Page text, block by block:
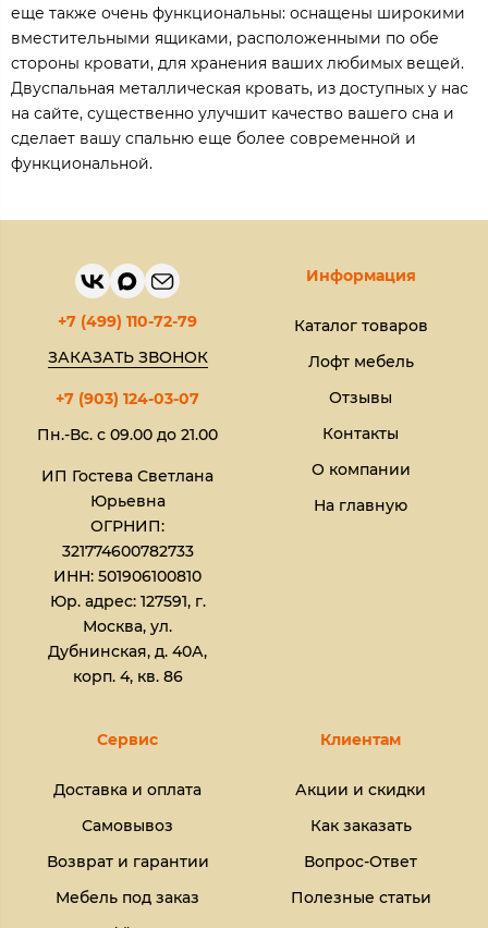
еще также очень функциональны: оснащены широкими
вместительными ящиками, расположенными по обе
стороны кровати, для хранения ваших любимых вещей.
Двуспальная металлическая кровать, из доступных у нас
на сайте, существенно улучшит качество вашего сна и
сделает вашу спальню еще более современной и
функциональной.
+7 (499) 110-72-79
ЗАКАЗАТЬ ЗВОНОК
+7 (903) 124-03-07
Пн.-Вс. с 09.00 до 21.00
ИП Гостева Светлана
Юрьевна​
ОГРНИП:
321774600782733
ИНН: 501906100810
Юр. адрес: 127591, г.
Москва, ул.
Дубнинская, д. 40А,
корп. 4, кв. 86
Информация
Каталог товаров
Лофт мебель
Отзывы
Контакты
О компании
На главную
Сервис
Доставка и оплата
Самовывоз
Возврат и гарантии
Мебель под заказ
Клиентам
Акции и скидки
Как заказать
Вопрос-Ответ
Полезные статьи